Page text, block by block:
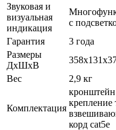
Звуковая и
визуальная
индикация
с
Гарантия
3 года
Размеры
ДхШхВ
Вес
2,9 кг
Комплектация
кронштейн
крепление
корд cat5е